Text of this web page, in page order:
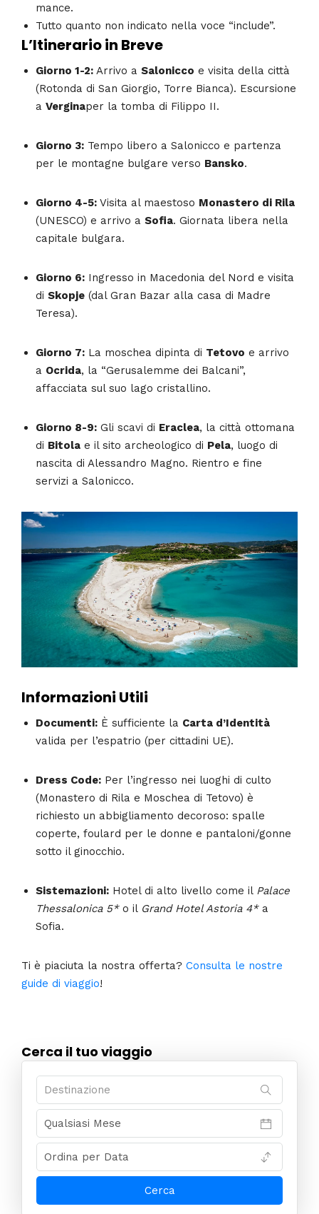
mance.
Tutto quanto non indicato nella voce “include”.
L’Itinerario in Breve
Giorno 1-2: Arrivo a Salonicco e visita della città
(Rotonda di San Giorgio, Torre Bianca). Escursione
a Verginaper la tomba di Filippo II.
Giorno 3: Tempo libero a Salonicco e partenza
per le montagne bulgare verso Bansko.
Giorno 4-5: Visita al maestoso Monastero di Rila
(UNESCO) e arrivo a Sofia. Giornata libera nella
capitale bulgara.
Giorno 6: Ingresso in Macedonia del Nord e visita
di Skopje (dal Gran Bazar alla casa di Madre
Teresa).
Giorno 7: La moschea dipinta di Tetovo e arrivo
a Ocrida, la “Gerusalemme dei Balcani”,
affacciata sul suo lago cristallino.
Giorno 8-9: Gli scavi di Eraclea, la città ottomana
di Bitola e il sito archeologico di Pela, luogo di
nascita di Alessandro Magno. Rientro e fine
servizi a Salonicco.
Informazioni Utili
Documenti: È sufficiente la Carta d’Identità
valida per l’espatrio (per cittadini UE).
Dress Code: Per l’ingresso nei luoghi di culto
(Monastero di Rila e Moschea di Tetovo) è
richiesto un abbigliamento decoroso: spalle
coperte, foulard per le donne e pantaloni/gonne
sotto il ginocchio.
Sistemazioni: Hotel di alto livello come il Palace
Thessalonica 5*o il Grand Hotel Astoria 4*a
Sofia.
Ti è piaciuta la nostra offerta? Consulta le nostre
guide di viaggio!
Cerca il tuo viaggio